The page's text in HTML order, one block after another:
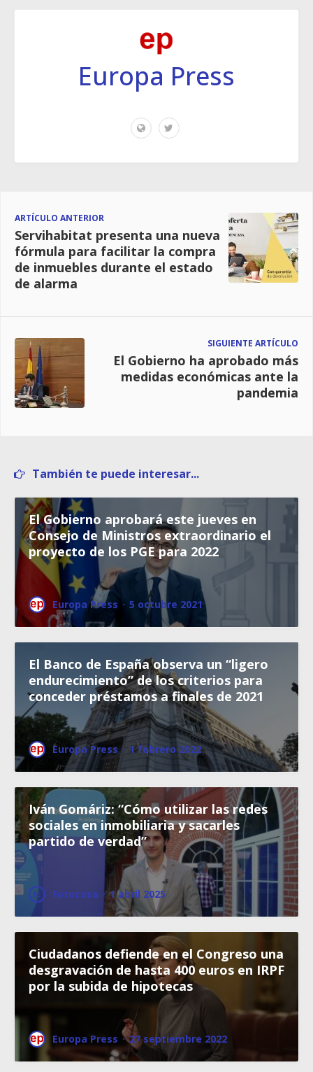
Europa Press
ARTÍCULO ANTERIOR
Servihabitat presenta una nueva
fórmula para facilitar la compra
de inmuebles durante el estado
de alarma
SIGUIENTE ARTÍCULO
El Gobierno ha aprobado más
medidas económicas ante la
pandemia
También te puede interesar...
El Gobierno aprobará este jueves en
Consejo de Ministros extraordinario el
proyecto de los PGE para 2022
Europa Press · 5 octubre 2021
El Banco de España observa un “ligero
endurecimiento” de los criterios para
conceder préstamos a finales de 2021
Europa Press · 1 febrero 2022
Iván Gomáriz: “Cómo utilizar las redes
sociales en inmobiliaria y sacarles
partido de verdad”
Fotocasa · 1 abril 2025
Ciudadanos defiende en el Congreso una
desgravación de hasta 400 euros en IRPF
por la subida de hipotecas
Europa Press · 27 septiembre 2022